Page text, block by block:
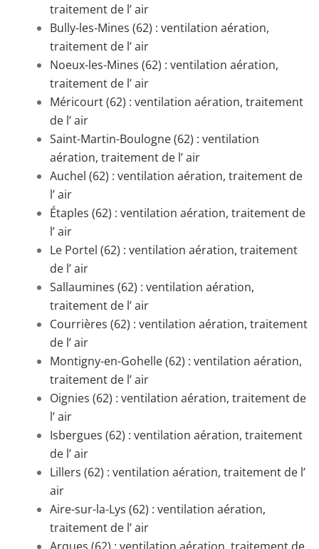
traitement de l’ air
Bully-les-Mines (62) : ventilation aération,
traitement de l’ air
Noeux-les-Mines (62) : ventilation aération,
traitement de l’ air
Méricourt (62) : ventilation aération, traitement
de l’ air
Saint-Martin-Boulogne (62) : ventilation
aération, traitement de l’ air
Auchel (62) : ventilation aération, traitement de
l’ air
Étaples (62) : ventilation aération, traitement de
l’ air
Le Portel (62) : ventilation aération, traitement
de l’ air
Sallaumines (62) : ventilation aération,
traitement de l’ air
Courrières (62) : ventilation aération, traitement
de l’ air
Montigny-en-Gohelle (62) : ventilation aération,
traitement de l’ air
Oignies (62) : ventilation aération, traitement de
l’ air
Isbergues (62) : ventilation aération, traitement
de l’ air
Lillers (62) : ventilation aération, traitement de l’
air
Aire-sur-la-Lys (62) : ventilation aération,
traitement de l’ air